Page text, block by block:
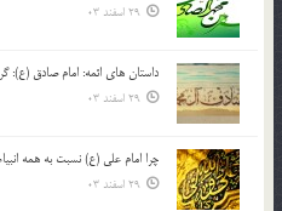
29 اسفند 03
داستان های ائمه: امام صادق (ع):
29 اسفند 03
چرا امام علی (ع) نسبت به همه
29 اسفند 03